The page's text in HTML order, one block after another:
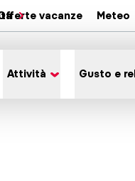
vacanze Meteo
Attività Gusto e